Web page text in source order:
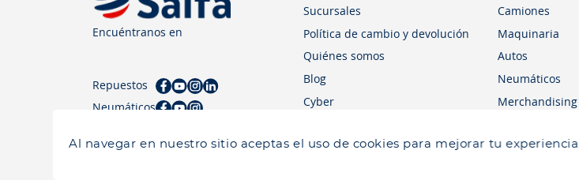
Al navegar en nuestro sitio aceptas el uso de cookies para mejorar tu experiencia.
Encuéntranos en
Repuestos
Neumáticos
Sucursales
Política de cambio y devolución
Quiénes somos
Blog
Cyber
Camiones
Maquinaria
Autos
Neumáticos
Merchandising